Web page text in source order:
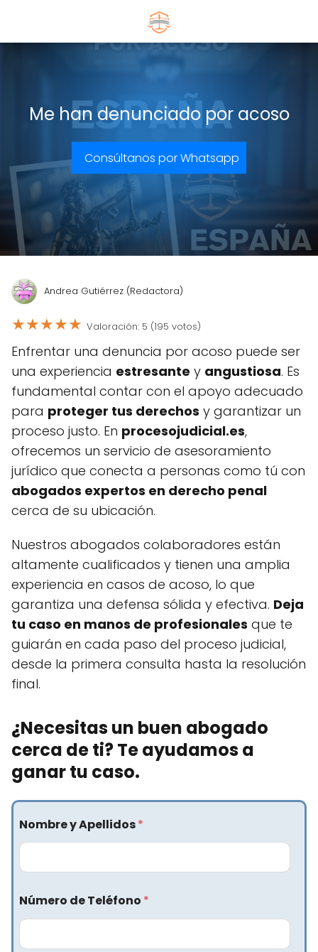
Me han denunciado por acoso
Consúltanos por Whatsapp
Andrea Gutiérrez (Redactora)
★★★★★ Valoración: 5 (195 votos)
Enfrentar una denuncia por acoso puede ser
una experiencia estresante y angustiosa. Es
fundamental contar con el apoyo adecuado
para proteger tus derechos y garantizar un
proceso justo. En procesojudicial.es,
ofrecemos un servicio de asesoramiento
jurídico que conecta a personas como tú con
abogados expertos en derecho penal
cerca de su ubicación.
Nuestros abogados colaboradores están
altamente cualificados y tienen una amplia
experiencia en casos de acoso, lo que
garantiza una defensa sólida y efectiva. Deja
tu caso en manos de profesionales que te
guiarán en cada paso del proceso judicial,
desde la primera consulta hasta la resolución
final.
¿Necesitas un buen abogado
cerca de ti?​ Te ayudamos a
ganar tu caso.
Nombre y Apellidos*
Número de Teléfono *